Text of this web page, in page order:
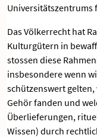
Universitätszentrums
Das Völkerrecht hat
Kulturgütern in
stossen diese
insbesondere wenn
schützenswert
Gehör fanden und
Überlieferungen,
Wissen) durch